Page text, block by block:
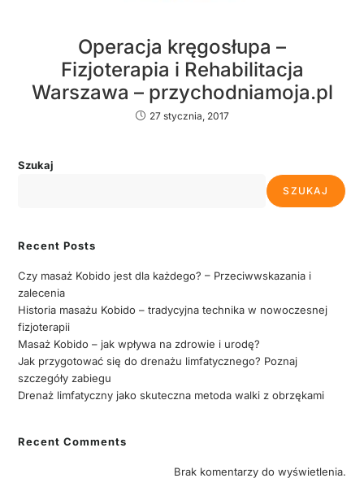
Operacja kręgosłupa –
Fizjoterapia i Rehabilitacja
Warszawa – przychodniamoja.pl
27 stycznia, 2017
Szukaj
SZUKAJ
Recent Posts
Czy masaż Kobido jest dla każdego? – Przeciwwskazania i
zalecenia
Historia masażu Kobido – tradycyjna technika w nowoczesnej
fizjoterapii
Masaż Kobido – jak wpływa na zdrowie i urodę?
Jak przygotować się do drenażu limfatycznego? Poznaj
szczegóły zabiegu
Drenaż limfatyczny jako skuteczna metoda walki z obrzękami
Recent Comments
Brak komentarzy do wyświetlenia.